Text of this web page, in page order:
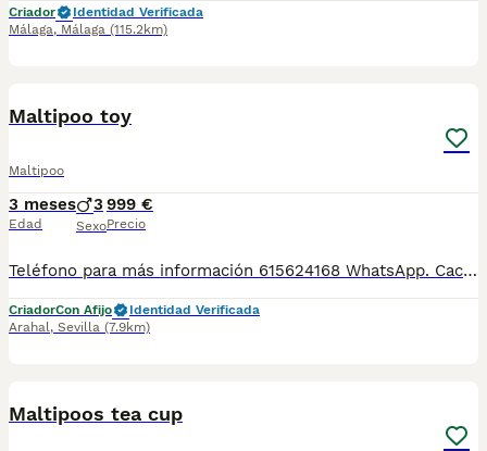
Criador
Identidad Verificada
Málaga, Málaga (115.2km)
Maltipoo toy
Maltipoo
3 meses
Edad
3
Sexo
999 €
Precio
Teléfono para más información 615624168 WhatsApp. Cachorros maltipoo solo machos. Nuestra manera de trabajar siempre está basada en una cria y selección responsable respetando en todo momento el bienestar animal y criando a nuestros peques en un ambiente familiar. Se entregan con 60 dias en adelante desparasitados con cartilla y revisión veterinaria. Garantía sanitaria frente enfermedades viricas desde que salen de casa y durante el periodo de incubación. Entregamos en toda España, disponemos de transporte de mascotas legalizado, totalmente acondicionado y siempre bajo la supervision de profesionales.
CriadorCon Afijo
Identidad Verificada
Arahal, Sevilla (7.9km)
Maltipoos tea cup